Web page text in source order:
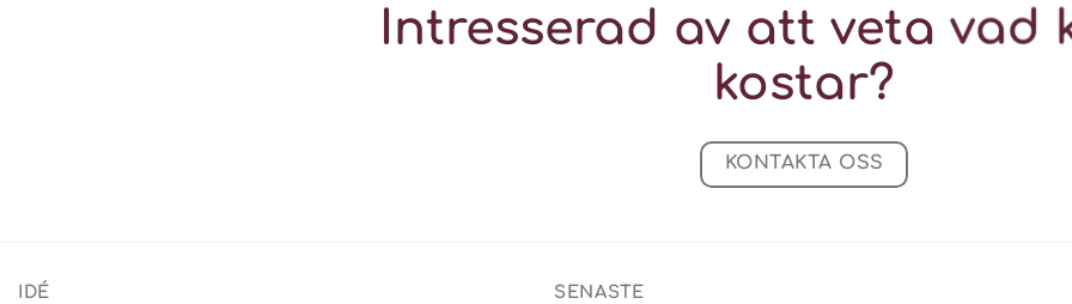
Intresserad av att veta vad
kostar?
KONTAKTA OSS
IDÉ SENASTE